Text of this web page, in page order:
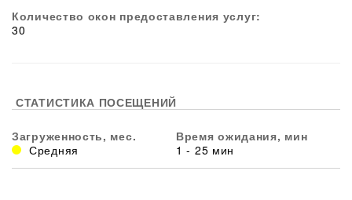
Количество окон предоставления услуг:
30
СТАТИСТИКА ПОСЕЩЕНИЙ
Загруженность, мес.
Средняя
Время ожидания, мин
1 - 25 мин